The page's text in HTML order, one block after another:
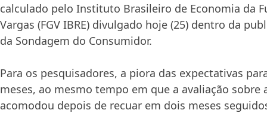
calculado pelo Instituto Brasileiro de Economia da
Vargas (FGV IBRE) divulgado hoje (25) dentro da
da Sondagem do Consumidor.
Para os pesquisadores, a piora das expectativas
meses, ao mesmo tempo em que a avaliação sobre
acomodou depois de recuar em dois meses